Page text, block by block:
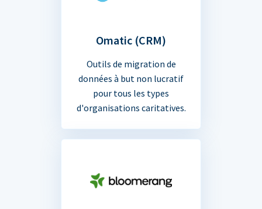
Omatic (CRM)
Outils de migration de
données à but non lucratif
pour tous les types
d'organisations caritatives.